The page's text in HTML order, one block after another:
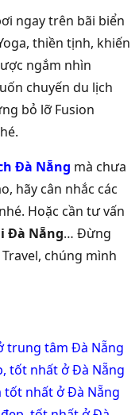
ngay trên bãi biển
thiền tịnh, khiến
ngắm nhìn
chuyến du lịch
bỏ lỡ Fusion
Đà Nẵng mà chưa
hãy cân nhắc các
Hoặc cần tư vấn
Đà Nẵng… Đừng
chúng mình
trung tâm Đà Nẵng
tốt nhất ở Đà Nẵng
tốt nhất ở Đà Nẵng